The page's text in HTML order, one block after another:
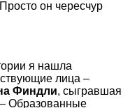
он чересчур
я нашла
лица –
Финдли, сыгравшая
Образованные